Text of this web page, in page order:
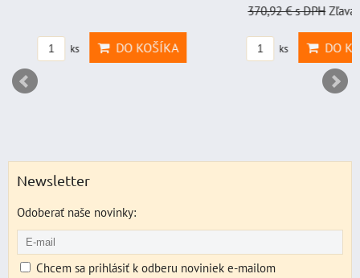
ks DO KOŠÍKA
370,92 €s DPH Zľava
ks DO
Newsletter
Odoberať naše novinky:
Chcem sa prihlásiť k odberu noviniek e-mailom